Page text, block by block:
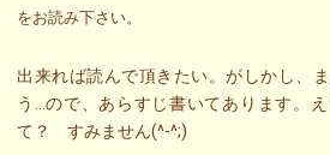
をお読み下さい。
出来れば読んで頂きたい。がしかし、
う…ので、あらすじ書いてあります。
て？ すみません(^-^;)